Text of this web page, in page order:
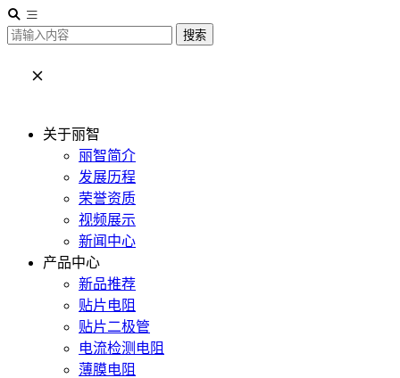
搜索
关于丽智
丽智简介
发展历程
荣誉资质
视频展示
新闻中心
产品中心
新品推荐
贴片电阻
贴片二极管
电流检测电阻
薄膜电阻